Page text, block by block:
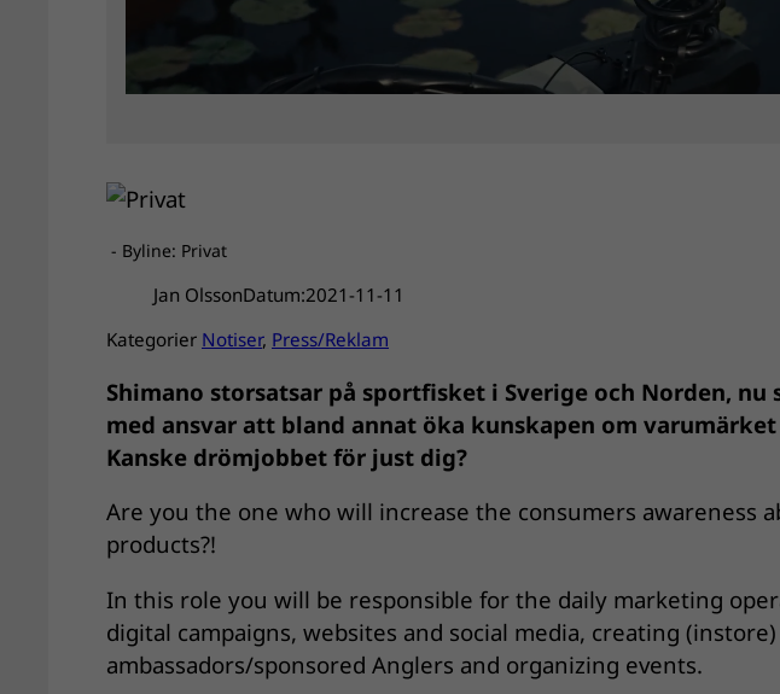
- Byline: Privat
Jan OlssonDatum:2021-11-11
Kategorier Notiser, Press/Reklam
Shimano storsatsar på sportfisket i Sverige och Norden,
med ansvar att bland annat öka kunskapen om
Kanske drömjobbet för just dig?
Are you the one who will increase the consumers awareness
products?!
In this role you will be responsible for the daily marketing
digital campaigns, websites and social media, creating
ambassadors/sponsored Anglers and organizing events.